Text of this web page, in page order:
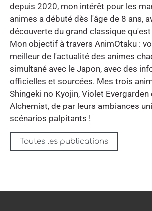
depuis 2020, mon intérêt pour les
animes a débuté dès l'âge de 8 ans,
découverte du grand classique qu'est
Mon objectif à travers AnimOtaku :
meilleur de l'actualité des animes
simultané avec le Japon, avec des
officielles et sourcées. Mes trois
Shingeki no Kyojin, Violet Evergarden
Alchemist, de par leurs ambiances
scénarios palpitants !
Toutes les publications